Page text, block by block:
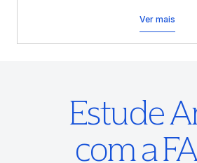
Ver mais
Estude
com a